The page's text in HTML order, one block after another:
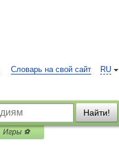
RU
Словарь на свой сайт
Найти!
Игры ⚽